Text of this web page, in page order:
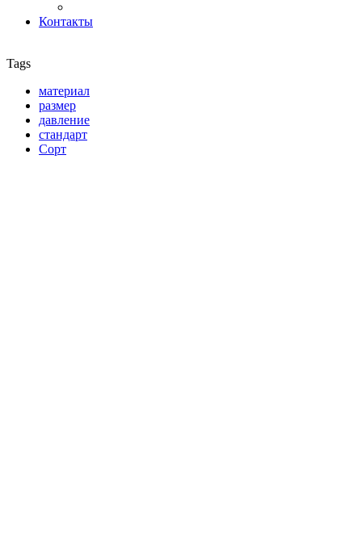
Контакты
Tags
материал
размер
давление
стандарт
Сорт